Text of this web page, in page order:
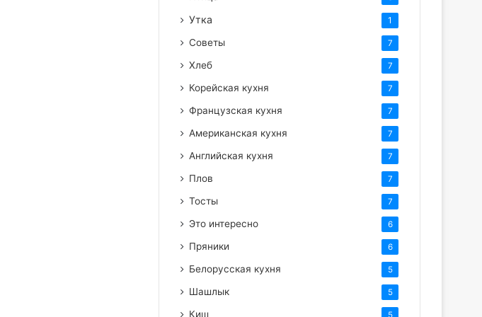
Утка 1
Советы 7
Хлеб 7
Корейская кухня 7
Французская кухня 7
Американская кухня 7
Английская кухня 7
Плов 7
Тосты 7
Это интересно 6
Пряники 6
Белорусская кухня 5
Шашлык 5
Киш 5